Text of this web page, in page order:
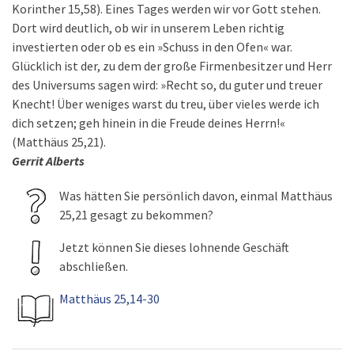
Korinther 15,58). Eines Tages werden wir vor Gott stehen.
Dort wird deutlich, ob wir in unserem Leben richtig
investierten oder ob es ein »Schuss in den Ofen« war.
Glücklich ist der, zu dem der große Firmenbesitzer und Herr
des Universums sagen wird: »Recht so, du guter und treuer
Knecht! Über weniges warst du treu, über vieles werde ich
dich setzen; geh hinein in die Freude deines Herrn!«
(Matthäus 25,21).
Gerrit Alberts
Was hätten Sie persönlich davon, einmal Matthäus
25,21 gesagt zu bekommen?
Jetzt können Sie dieses lohnende Geschäft
abschließen.
Matthäus 25,14-30